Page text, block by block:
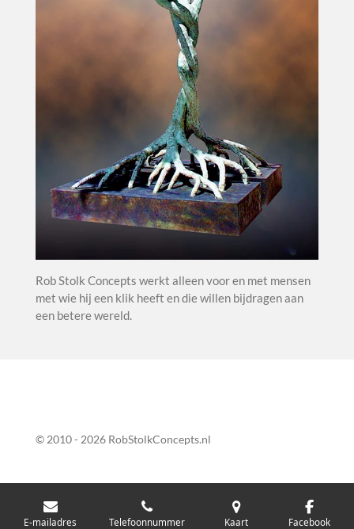
Rob Stolk Concepts werkt alleen voor en met mensen
met wie hij een klik heeft en die willen bijdragen aan
een betere wereld.
© 2010 - 2026 RobStolkConcepts.nl
E-mailadres Telefoonnummer Kaart Facebook